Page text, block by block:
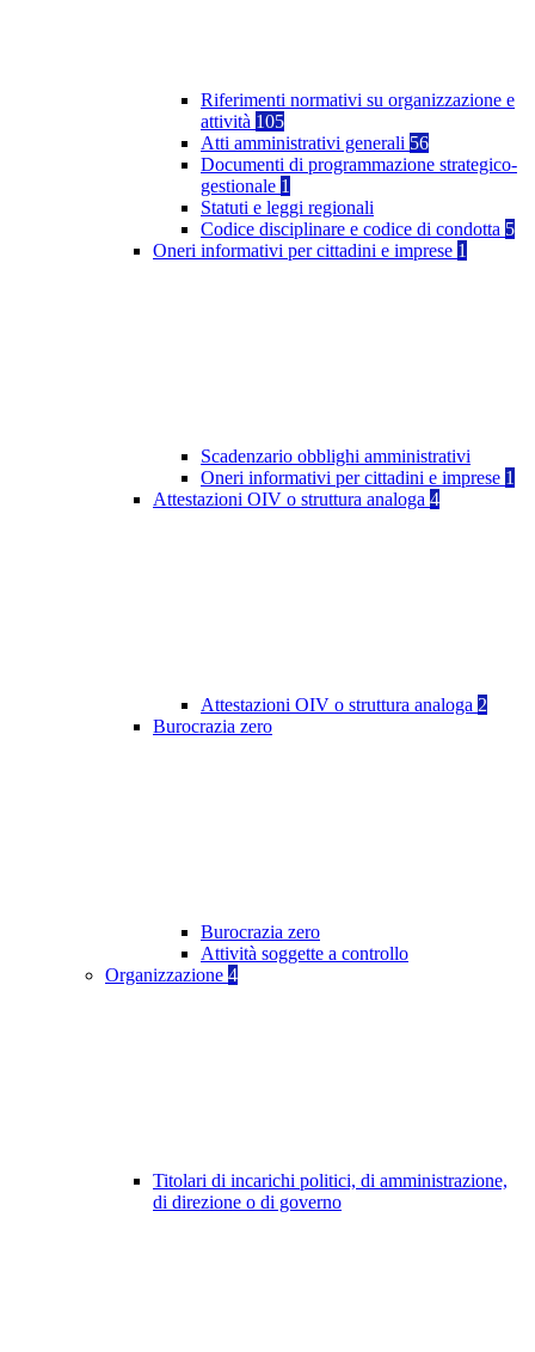
Riferimenti normativi su organizzazione e
attività 105
Atti amministrativi generali 56
Documenti di programmazione strategico-
gestionale 1
Statuti e leggi regionali
Codice disciplinare e codice di condotta 5
Oneri informativi per cittadini e imprese 1
Scadenzario obblighi amministrativi
Oneri informativi per cittadini e imprese 1
Attestazioni OIV o struttura analoga 4
Attestazioni OIV o struttura analoga 2
Burocrazia zero
Burocrazia zero
Attività soggette a controllo
Organizzazione 4
Titolari di incarichi politici, di amministrazione,
di direzione o di governo